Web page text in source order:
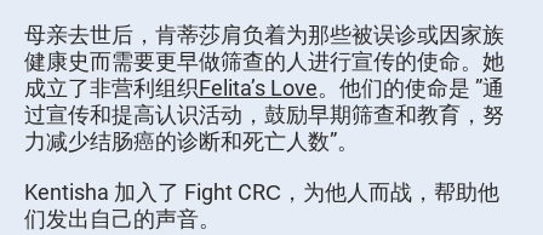
母亲去世后，肯蒂莎肩负着为那些被误诊或因家族
健康史而需要更早做筛查的人进行宣传的使命。她
成立了非营利组织Felita’s Love。他们的使命是 ”通
过宣传和提高认识活动，鼓励早期筛查和教育，努
力减少结肠癌的诊断和死亡人数”。
Kentisha 加入了 Fight CRC，为他人而战，帮助他
们发出自己的声音。